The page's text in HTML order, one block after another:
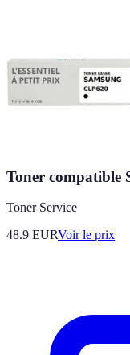
Toner compatible
Toner Service
48.9 EURVoir le prix